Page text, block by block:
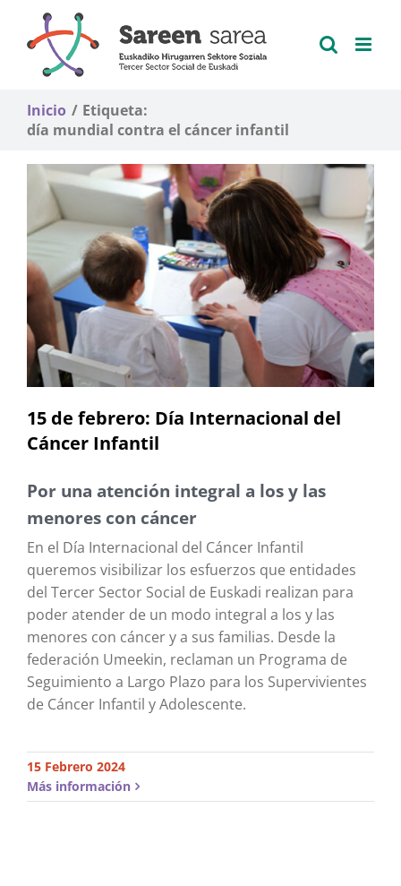
contenido
Inicio
Etiqueta:
día mundial contra el cáncer infantil
15 de febrero: Día Internacional del
Cáncer Infantil
Por una atención integral a los y las
menores con cáncer
En el Día Internacional del Cáncer Infantil
queremos visibilizar los esfuerzos que entidades
del Tercer Sector Social de Euskadi realizan para
poder atender de un modo integral a los y las
menores con cáncer y a sus familias. Desde la
federación Umeekin, reclaman un Programa de
Seguimiento a Largo Plazo para los Supervivientes
de Cáncer Infantil y Adolescente.
15 Febrero 2024
Más información